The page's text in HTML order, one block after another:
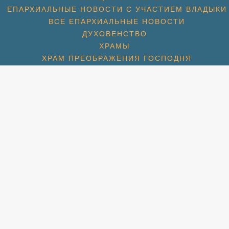
ЕПАРХИАЛЬНЫЕ НОВОСТИ С УЧАСТИЕМ ВЛАДЫКИ
ВСЕ ЕПАРХИАЛЬНЫЕ НОВОСТИ
ДУХОВЕНСТВО
ХРАМЫ
ХРАМ ПРЕОБРАЖЕНИЯ ГОСПОДНЯ